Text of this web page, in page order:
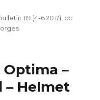
119 (4-6 2017) cc
Optima –
– Helmet